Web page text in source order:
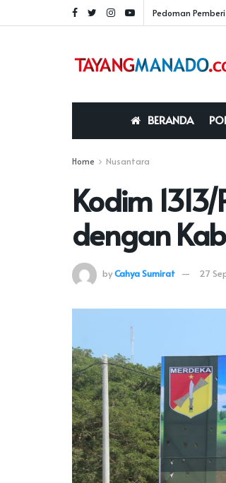
Pedoman
BERANDA
Home Nusantara
Kodim
dengan
byCahya Sumirat 27